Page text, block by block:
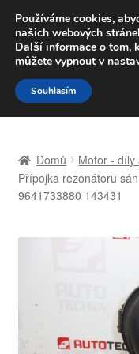
Volejte
Přeskočit
na
navigaci
Přejít
k
obsahu
Celosvětová doprava
Můj účet
Domů Motor -
Přípojka rezonátoru
9641733880 143431
Používáme cookies,
našich webových
Další informace o tom,
můžete vypnout v
Souhlasím